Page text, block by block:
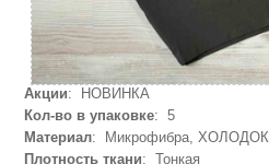
Акции: НОВИНКА
Кол-во в упаковке: 5
Материал: Микрофибра, ХОЛОДОК
Плотность ткани: Тонкая